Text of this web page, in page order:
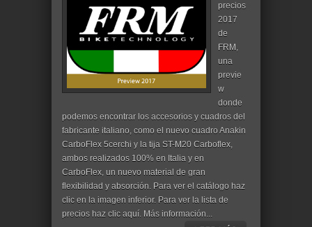
precios
2017
de
FRM,
una
previe
w
donde
podemos encontrar los accesorios y cuadros del
fabricante italiano, como el nuevo cuadro Anakin
CarboFlex 5cerchi y la tija ST-M20 Carboflex,
ambos realizados 100% en Italia y en
CarboFlex, un nuevo material de gran
flexibilidad y absorción. Para ver el catálogo haz
clic en la imagen inferior. Para ver la lista de
precios haz clic aquí. Más información...